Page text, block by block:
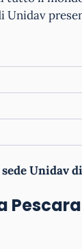
Unidav
sede Unidav
Pescara